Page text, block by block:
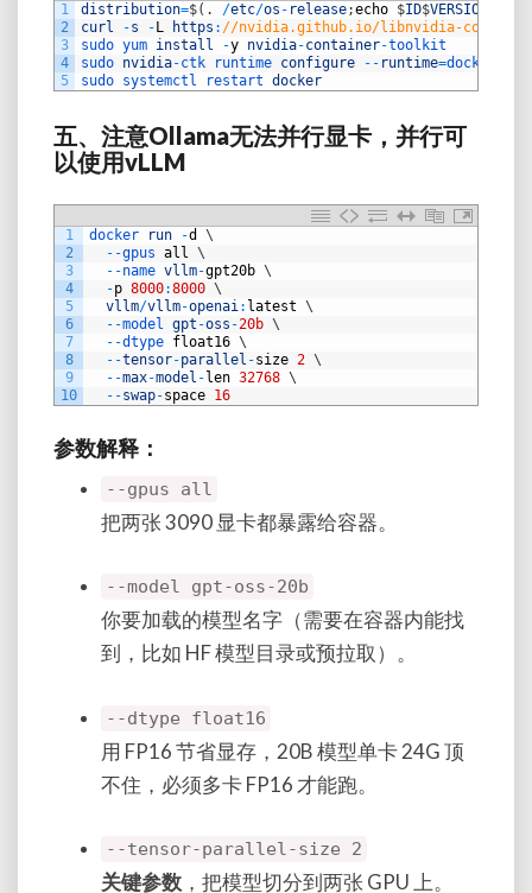
1
2
3
4
5
distribution=$( . /etc/os - release;echo $ID$VERSION_ID
curl
-s - L https : //nvidia.github.io/libnvidia-
sudo yum install -y nvidia-container-toolkit
sudo nvidia-ctk runtime configure -- runtime=docker
sudo systemctl restart docker
五、注意Ollama无法并行显卡，并行可
以使用vLLM
1
2
3
4
5
6
7
8
9
10
docker run -d
\
--gpus all \
--name vllm-gpt20b \
-p 8000:8000 \
vllm/vllm-openai: latest \
--model gpt -oss -20b \
--dtype float16 \
--tensor-parallel -size 2 \
--max-model - len 32768 \
--swap-space 16
参数解释：
--gpus all
把两张 3090 显卡都暴露给容器。
--model gpt-oss-20b
你要加载的模型名字（需要在容器内能找
到，比如 HF 模型目录或预拉取）。
--dtype float16
用 FP16 节省显存，20B 模型单卡 24G 顶
不住，必须多卡 FP16 才能跑。
--tensor-parallel-size 2
关键参数 ，把模型切分到两张 GPU 上。